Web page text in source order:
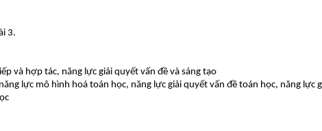
3.
và hợp tác, năng lực giải quyết vấn đề và sáng tạo
lực mô hình hoá toán học, năng lực giải quyết vấn đề toán học, năng lực